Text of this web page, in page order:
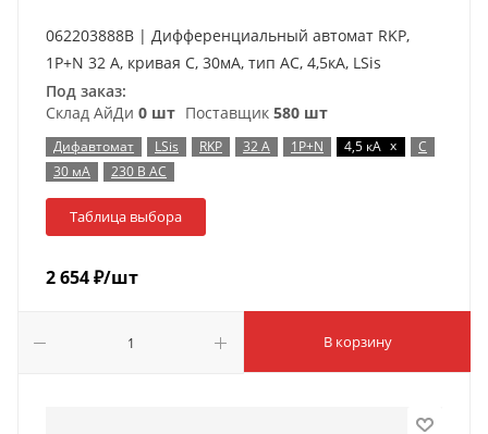
062203888B | Дифференциальный автомат RKP,
1P+N 32 A, кривая C, 30мА, тип AC, 4,5кА, LSis
Под заказ:
Склад АйДи 0 шт Поставщик 580 шт
Дифавтомат LSis RKP 32 А 1P+N 4,5 кА x
C
30 мА
230 В AC
Таблица выбора
2 654₽/шт
В корзину